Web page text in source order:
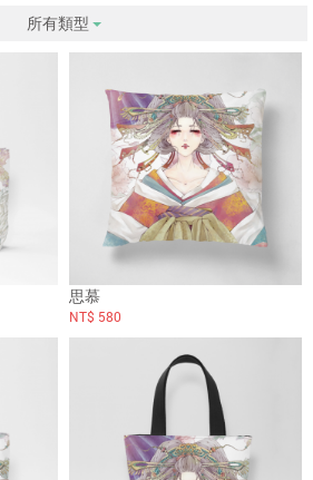
所有類型
思慕
NT$ 580